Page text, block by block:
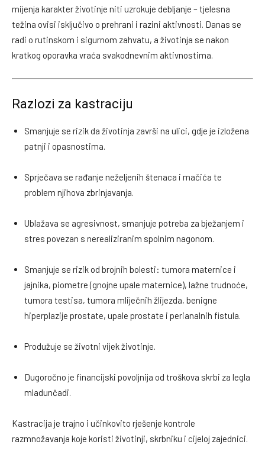
mijenja karakter životinje niti uzrokuje debljanje – tjelesna
težina ovisi isključivo o prehrani i razini aktivnosti. Danas se
radi o rutinskom i sigurnom zahvatu, a životinja se nakon
kratkog oporavka vraća svakodnevnim aktivnostima.
Razlozi za kastraciju
Smanjuje se rizik da životinja završi na ulici, gdje je izložena
patnji i opasnostima.
Sprječava se rađanje neželjenih štenaca i mačića te
problem njihova zbrinjavanja.
Ublažava se agresivnost, smanjuje potreba za bježanjem i
stres povezan s nerealiziranim spolnim nagonom.
Smanjuje se rizik od brojnih bolesti: tumora maternice i
jajnika, piometre (gnojne upale maternice), lažne trudnoće,
tumora testisa, tumora mliječnih žlijezda, benigne
hiperplazije prostate, upale prostate i perianalnih fistula.
Produžuje se životni vijek životinje.
Dugoročno je financijski povoljnija od troškova skrbi za legla
mladunčadi.
Kastracija je trajno i učinkovito rješenje kontrole
razmnožavanja koje koristi životinji, skrbniku i cijeloj zajednici.